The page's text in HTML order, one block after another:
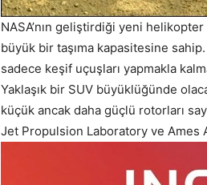
NASA’nın geliştirdiği yeni
büyük bir taşıma kapasitesine
sadece keşif uçuşları yapmakla
Yaklaşık bir SUV büyüklüğünde
küçük ancak daha güçlü rotorları
Jet Propulsion Laboratory ve